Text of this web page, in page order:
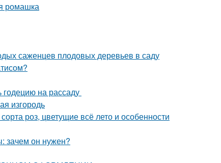
ромашка
саженцев плодовых деревьев в саду
годецию на рассаду
изгородь
роз, цветущие всё лето и особенности
зачем он нужен?